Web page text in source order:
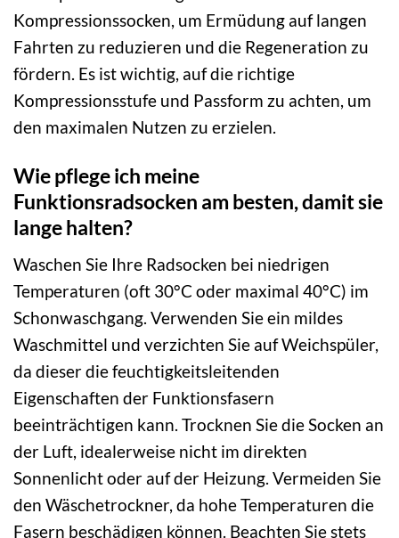
Kompressionssocken, um Ermüdung auf langen
Fahrten zu reduzieren und die Regeneration zu
fördern. Es ist wichtig, auf die richtige
Kompressionsstufe und Passform zu achten, um
den maximalen Nutzen zu erzielen.
Wie pflege ich meine
Funktionsradsocken am besten, damit sie
lange halten?
Waschen Sie Ihre Radsocken bei niedrigen
Temperaturen (oft 30°C oder maximal 40°C) im
Schonwaschgang. Verwenden Sie ein mildes
Waschmittel und verzichten Sie auf Weichspüler,
da dieser die feuchtigkeitsleitenden
Eigenschaften der Funktionsfasern
beeinträchtigen kann. Trocknen Sie die Socken an
der Luft, idealerweise nicht im direkten
Sonnenlicht oder auf der Heizung. Vermeiden Sie
den Wäschetrockner, da hohe Temperaturen die
Fasern beschädigen können. Beachten Sie stets